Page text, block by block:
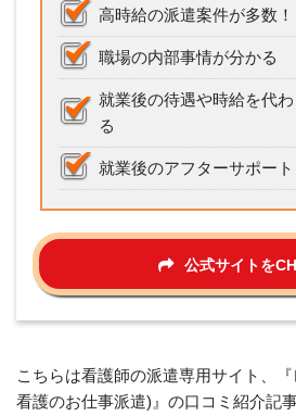
高時給の派遣案件が多数！
職場の内部事情が分かる
就業後の待遇や時給を代
る
就業後のアフターサポート
公式サイトを
こちらは看護師の派遣専用サイト、
看護のお仕事派遣)』の口コミ紹介記事